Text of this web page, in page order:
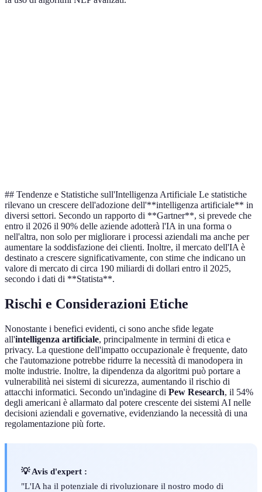
## Tendenze e Statistiche sull'Intelligenza Artificiale Le statistiche
rilevano un crescere dell'adozione dell'**intelligenza artificiale** in
diversi settori. Secondo un rapporto di **Gartner**, si prevede che
entro il 2026 il 90% delle aziende adotterà l'IA in una forma o
nell'altra, non solo per migliorare i processi aziendali ma anche per
aumentare la soddisfazione dei clienti. Inoltre, il mercato dell'IA è
destinato a crescere significativamente, con stime che indicano un
valore di mercato di circa 190 miliardi di dollari entro il 2025,
secondo i dati di **Statista**.
Rischi e Considerazioni Etiche
Nonostante i benefici evidenti, ci sono anche sfide legate
all'intelligenza artificiale, principalmente in termini di etica e
privacy. La questione dell'impatto occupazionale è frequente, dato
che l'automazione potrebbe ridurre la necessità di manodopera in
molte industrie. Inoltre, la dipendenza da algoritmi può portare a
vulnerabilità nei sistemi di sicurezza, aumentando il rischio di
attacchi informatici. Secondo un'indagine di Pew Research, il 54%
degli americani è allarmato dal potere crescente dei sistemi AI nelle
decisioni aziendali e governative, evidenziando la necessità di una
regolamentazione più forte.
💡 Avis d'expert :
"L'IA ha il potenziale di rivoluzionare il nostro modo di